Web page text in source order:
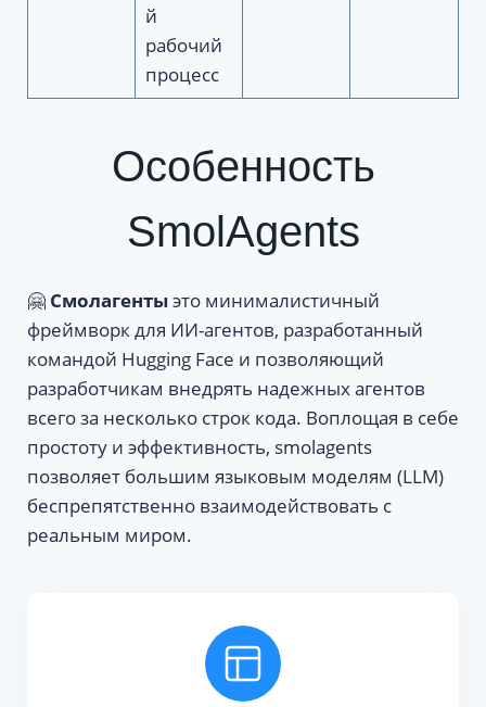
й
рабочий
процесс
Особенность
SmolAgents
🤗 Смолагентыэто минималистичный
фреймворк для ИИ-агентов, разработанный
командой Hugging Face и позволяющий
разработчикам внедрять надежных агентов
всего за несколько строк кода. Воплощая в себе
простоту и эффективность, smolagents
позволяет большим языковым моделям (LLM)
беспрепятственно взаимодействовать с
реальным миром.